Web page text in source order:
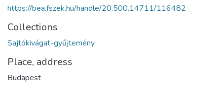
https://bea.fszek.hu/handle/20.500.14711/116482
Collections
Sajtókivágat-gyűjtemény
Place, address
Budapest